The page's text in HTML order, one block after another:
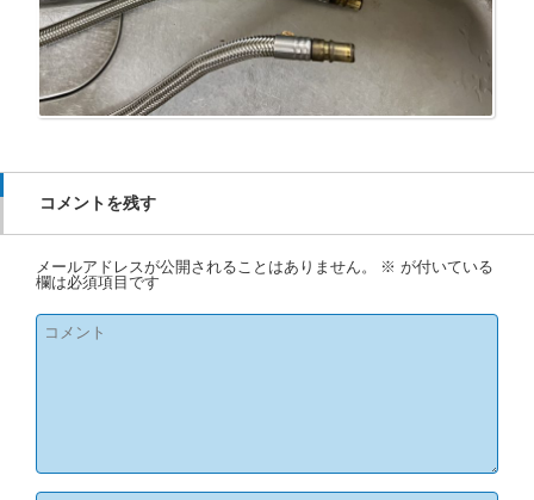
コメントを残す
メールアドレスが公開されることはありません。 ※ が付いている
欄は必須項目です